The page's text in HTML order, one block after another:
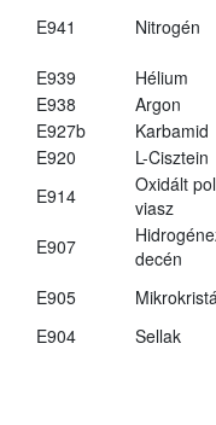
E941 Nitrogén
E939
Hélium
E938
Argon
E927b
Karbamid
E920
L-Cisztein
E914
Oxidált
viasz
E907
decén
E905
E904
Sellak